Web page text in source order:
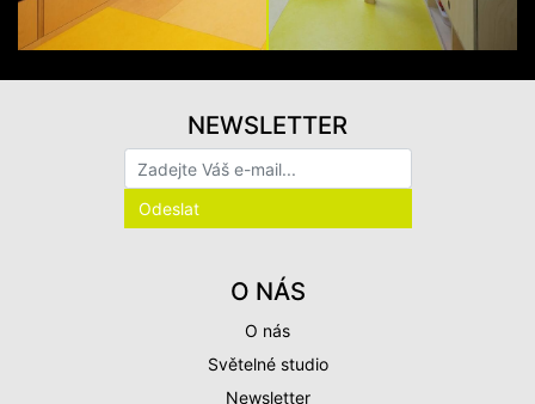
O NÁS
O nás
Světelné studio
Newsletter
NEWSLETTER